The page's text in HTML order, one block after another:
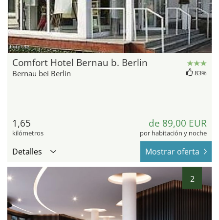
hotel.de
Comfort Hotel Bernau b. Berlin
Bernau bei Berlin 83%
1,65
kilómetros
de 89,00 EUR
por habitación y noche
Detalles Mostrar oferta
2